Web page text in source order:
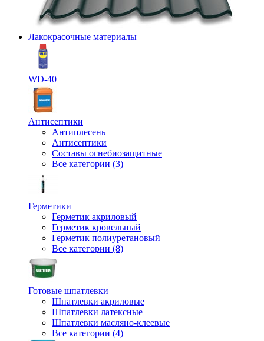
Лакокрасочные материалы
WD-40
Антисептики
Антиплесень
Антисептики
Составы огнебиозащитные
Все категории (3)
Герметики
Герметик акриловый
Герметик кровельный
Герметик полиуретановый
Все категории (8)
Готовые шпатлевки
Шпатлевки акриловые
Шпатлевки латексные
Шпатлевки масляно-клеевые
Все категории (4)